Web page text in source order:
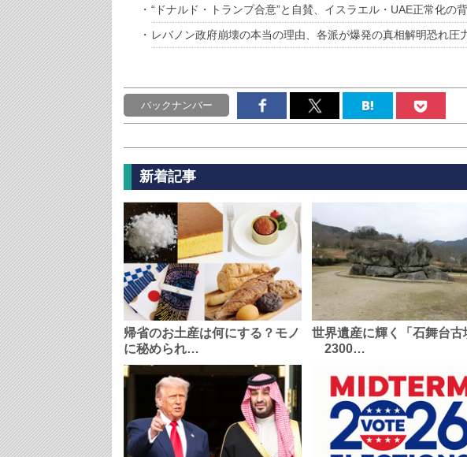
“ドナルド・トランプ合意”と自賛、イスラエル・UAE正常化の
レバノン政府崩壊の本当の理由、各派が爆発の真相解明恐れ圧
バックナンバー
新着記事
帰省のお土産は何にする？モノ
に秘められ…
世界遺産に輝く「石舞台古
2300…